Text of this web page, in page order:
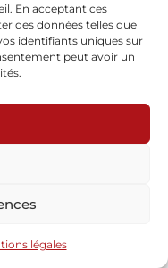
En acceptant ces
des données telles que
identifiants uniques sur
peut avoir un
légales